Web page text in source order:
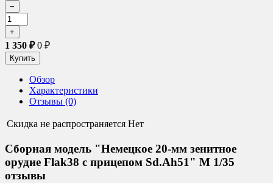
1 350 ₽0 ₽
Обзор
Характеристики
Отзывы (0)
Скидка не распространяется Нет
Сборная модель "Немецкое 20-мм зенитное
орудие Flak38 с прицепом Sd.Ah51" М 1/35
отзывы